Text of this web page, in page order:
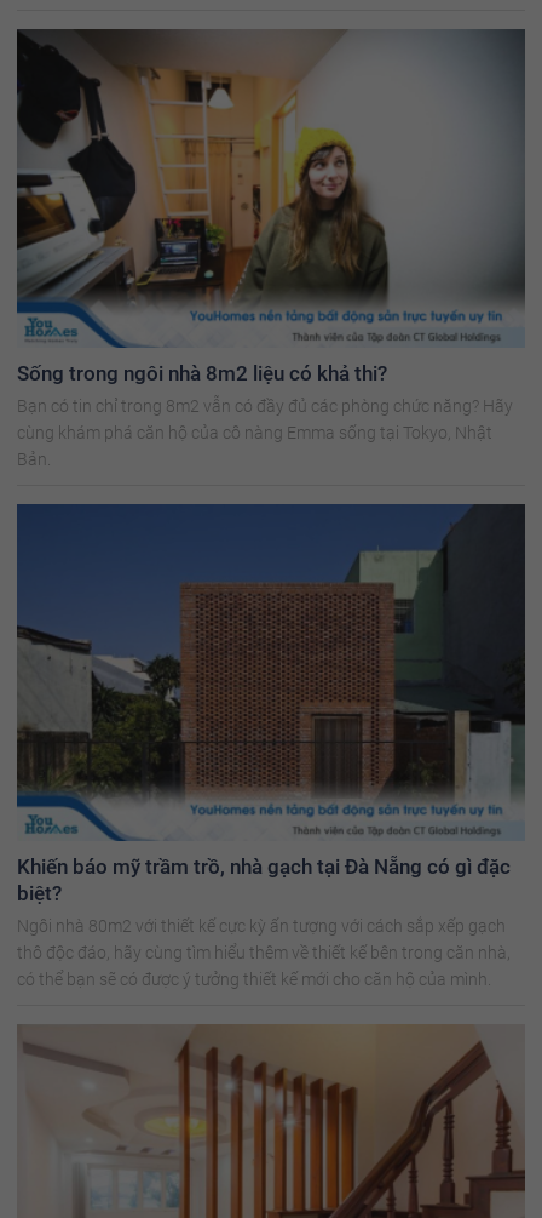
Sống trong ngôi nhà 8m2 liệu có khả thi?
Bạn có tin chỉ trong 8m2 vẫn có đầy đủ các phòng chức năng? Hãy
cùng khám phá căn hộ của cô nàng Emma sống tại Tokyo, Nhật
Bản.
Khiến báo mỹ trầm trồ, nhà gạch tại Đà Nẵng có gì đặc
biệt?
Ngôi nhà 80m2 với thiết kế cực kỳ ấn tượng với cách sắp xếp gạch
thô độc đáo, hãy cùng tìm hiểu thêm về thiết kế bên trong căn nhà,
có thể bạn sẽ có được ý tưởng thiết kế mới cho căn hộ của mình.